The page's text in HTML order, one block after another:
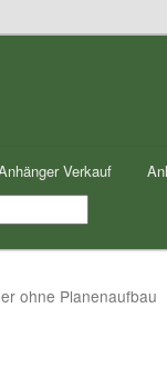
Verkauf
ohne Planenaufbau